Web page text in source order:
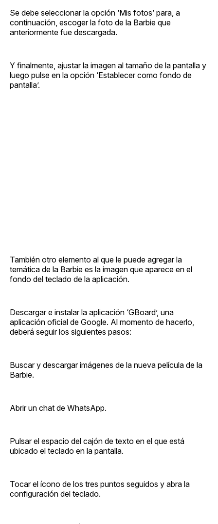
Se debe seleccionar la opción ‘Mis fotos’ para, a
continuación, escoger la foto de la Barbie que
anteriormente fue descargada.
Y finalmente, ajustar la imagen al tamaño de la pantalla y
luego pulse en la opción ‘Establecer como fondo de
pantalla’.
También otro elemento al que le puede agregar la
temática de la Barbie es la imagen que aparece en el
fondo del teclado de la aplicación.
Descargar e instalar la aplicación ‘GBoard’, una
aplicación oficial de Google. Al momento de hacerlo,
deberá seguir los siguientes pasos:
Buscar y descargar imágenes de la nueva película de la
Barbie.
Abrir un chat de WhatsApp.
Pulsar el espacio del cajón de texto en el que está
ubicado el teclado en la pantalla.
Tocar el ícono de los tres puntos seguidos y abra la
configuración del teclado.